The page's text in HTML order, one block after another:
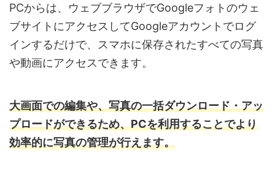
PCからは、ウェブブラウザでGoogleフォトのウェ
ブサイトにアクセスしてGoogleアカウントでログ
インするだけで、スマホに保存されたすべての写真
や動画にアクセスできます。
大画面での編集や、写真の一括ダウンロード・アッ
プロードができるため、PCを利用することでより
効率的に写真の管理が行えます。